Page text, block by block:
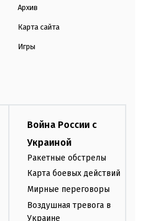
Архив
Карта сайта
Игры
Война России с
Украиной
Ракетные обстрелы
Карта боевых действий
Мирные переговоры
Воздушная тревога в
Украине